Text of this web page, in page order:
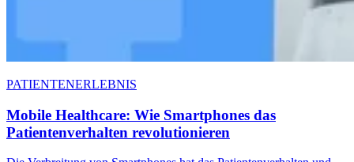
PATIENTENERLEBNIS
Mobile Healthcare: Wie Smartphones das
Patientenverhalten revolutionieren